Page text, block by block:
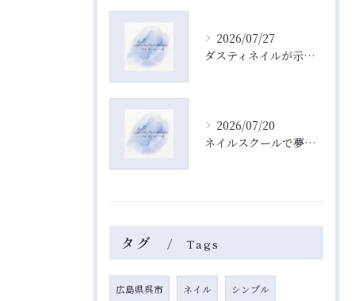
2026/07/27
ダスティネイルが示すネイルとラスティ・ネイルの真実と混同をやさしく解説
2026/07/20
ネイルスクールで夢を叶える働き方と費用相場を徹底解説
タグ Tags
広島県呉市 ネイル シンプル